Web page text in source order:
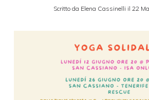
Scritto da Elena Cassinelli il 22